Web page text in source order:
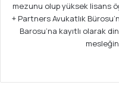
mezunu olup yüksek lisans
+ Partners Avukatlık
Barosu’na kayıtlı olarak